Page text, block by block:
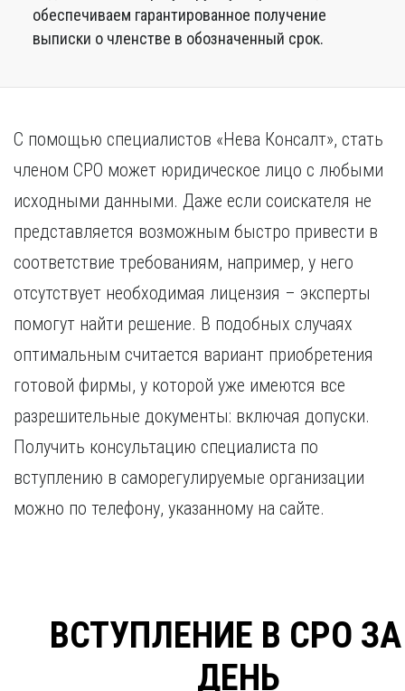
обеспечиваем гарантированное получение
выписки о членстве в обозначенный срок.
С помощью специалистов «Нева Консалт», стать
членом СРО может юридическое лицо с любыми
исходными данными. Даже если соискателя не
представляется возможным быстро привести в
соответствие требованиям, например, у него
отсутствует необходимая лицензия – эксперты
помогут найти решение. В подобных случаях
оптимальным считается вариант приобретения
готовой фирмы, у которой уже имеются все
разрешительные документы: включая допуски.
Получить консультацию специалиста по
вступлению в саморегулируемые организации
можно по телефону, указанному на сайте.
ВСТУПЛЕНИЕ В СРО
ДЕНЬ